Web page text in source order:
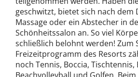
geschwitzt, bietet sich nach dem
Massage oder ein Abstecher in
Schönheitssalon an. So viel
schließlich belohnt werden! Zum
Freizeitprogramm des Resorts
noch Tennis, Boccia,